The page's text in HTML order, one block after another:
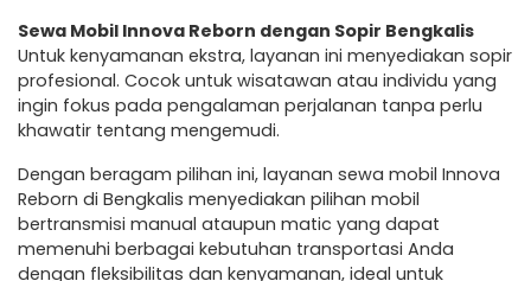
Sewa Mobil Innova Reborn dengan Sopir Bengkalis
Untuk kenyamanan ekstra, layanan ini menyediakan sopir
profesional. Cocok untuk wisatawan atau individu yang
ingin fokus pada pengalaman perjalanan tanpa perlu
khawatir tentang mengemudi.
Dengan beragam pilihan ini, layanan sewa mobil Innova
Reborn di Bengkalis menyediakan pilihan mobil
bertransmisi manual ataupun matic yang dapat
memenuhi berbagai kebutuhan transportasi Anda
dengan fleksibilitas dan kenyamanan, ideal untuk